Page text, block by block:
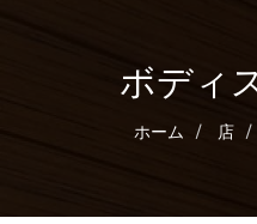
ボディ
ホーム 店